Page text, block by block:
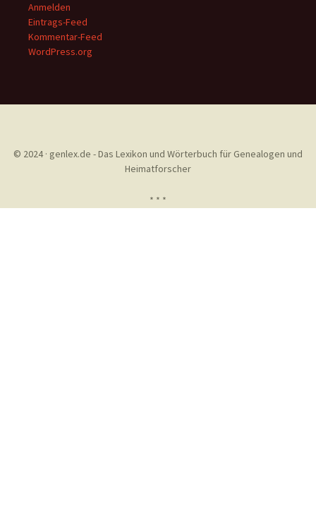
Anmelden
Eintrags-Feed
Kommentar-Feed
WordPress.org
© 2024 · genlex.de - Das Lexikon und Wörterbuch für Genealogen und
Heimatforscher
* * *